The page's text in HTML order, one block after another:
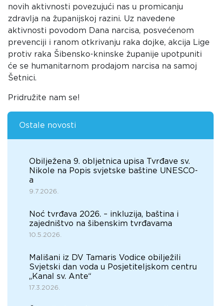
novih aktivnosti povezujući nas u promicanju
zdravlja na županijskoj razini. Uz navedene
aktivnosti povodom Dana narcisa, posvećenom
prevenciji i ranom otkrivanju raka dojke, akcija Lige
protiv raka Šibensko-kninske županije upotpuniti
će se humanitarnom prodajom narcisa na samoj
Šetnici.
Pridružite nam se!
Ostale novosti
Obilježena 9. obljetnica upisa Tvrđave sv.
Nikole na Popis svjetske baštine UNESCO-
a
9.7.2026.
Noć tvrđava 2026. – inkluzija, baština i
zajedništvo na šibenskim tvrđavama
10.5.2026.
Mališani iz DV Tamaris Vodice obilježili
Svjetski dan voda u Posjetiteljskom centru
„Kanal sv. Ante“
17.3.2026.